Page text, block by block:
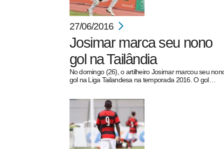
27/06/2016
Josimar marca seu nono
gol na Tailândia
No domingo (26), o artilheiro Josimar marcou seu
gol na Liga Tailandesa na temporada 2016. O gol…